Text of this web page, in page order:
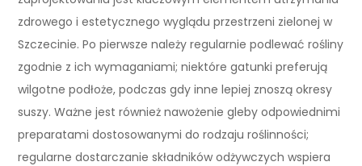
zdrowego i estetycznego wyglądu przestrzeni zielonej w
Szczecinie. Po pierwsze należy regularnie podlewać rośliny
zgodnie z ich wymaganiami; niektóre gatunki preferują
wilgotne podłoże, podczas gdy inne lepiej znoszą okresy
suszy. Ważne jest również nawożenie gleby odpowiednimi
preparatami dostosowanymi do rodzaju roślinności;
regularne dostarczanie składników odżywczych wspiera